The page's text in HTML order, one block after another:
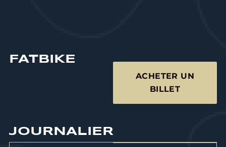
FATBIKE
ACHETER UN
BILLET
JOURNALIER